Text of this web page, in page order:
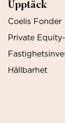
Upptäck
Coelis Fonder
Private
Hållbarhet